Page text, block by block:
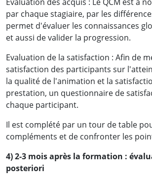
par chaque stagiaire, par les
permet d'évaluer les connaissances
et aussi de valider la progression.
Evaluation de la satisfaction : Afin de
satisfaction des participants sur
la qualité de l'animation et la
prestation, un questionnaire de
chaque participant.
Il est complété par un tour de table
compléments et de confronter les
4) 2-3 mois après la formation :
posteriori